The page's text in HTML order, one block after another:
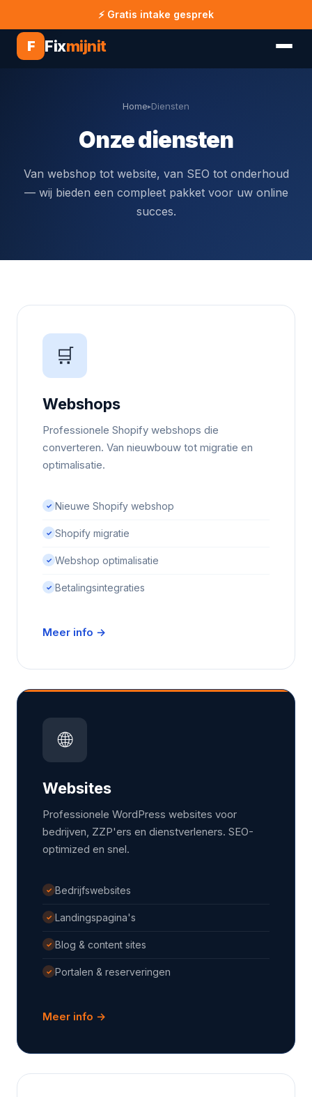
⚡ Gratis intake gesprek
F Fixmijnit
Home▸Diensten
Onze diensten
Van webshop tot website, van SEO tot onderhoud
— wij bieden een compleet pakket voor uw online
succes.
🛒
Webshops
Professionele Shopify webshops die
converteren. Van nieuwbouw tot migratie en
optimalisatie.
✓ Nieuwe Shopify webshop
✓ Shopify migratie
✓ Webshop optimalisatie
✓ Betalingsintegraties
Meer info →
🌐
Websites
Professionele WordPress websites voor
bedrijven, ZZP'ers en dienstverleners. SEO-
optimized en snel.
✓ Bedrijfswebsites
✓ Landingspagina's
✓ Blog & content sites
✓ Portalen & reserveringen
Meer info →